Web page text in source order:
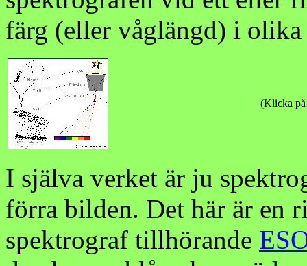
färg (eller våglängd) i
(Klicka på
I själva verket är ju
förra bilden. Det här är en
spektrograf tillhörande